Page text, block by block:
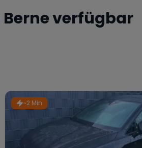
Berneverfügbar
~2 Min